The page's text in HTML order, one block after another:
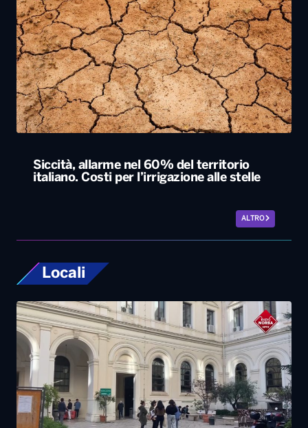
Siccità, allarme nel 60% del territorio
italiano. Costi per l’irrigazione alle stelle
ALTRO
Locali